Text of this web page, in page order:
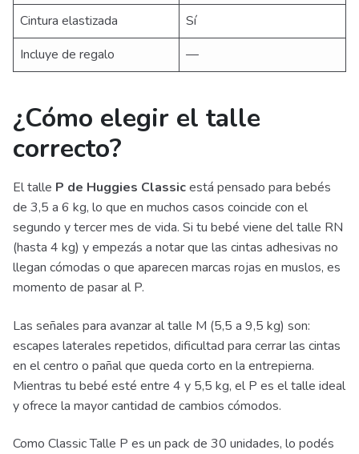
Cintura elastizada
Sí
Incluye de regalo
—
¿Cómo elegir el talle
correcto?
El talle P de Huggies Classicestá pensado para bebés
de 3,5 a 6 kg, lo que en muchos casos coincide con el
segundo y tercer mes de vida. Si tu bebé viene del talle RN
(hasta 4 kg) y empezás a notar que las cintas adhesivas no
llegan cómodas o que aparecen marcas rojas en muslos, es
momento de pasar al P.
Las señales para avanzar al talle M (5,5 a 9,5 kg) son:
escapes laterales repetidos, dificultad para cerrar las cintas
en el centro o pañal que queda corto en la entrepierna.
Mientras tu bebé esté entre 4 y 5,5 kg, el P es el talle ideal
y ofrece la mayor cantidad de cambios cómodos.
Como Classic Talle P es un pack de 30 unidades, lo podés